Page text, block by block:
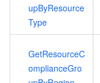
upByResource
Type
GetResourceC
omplianceGro